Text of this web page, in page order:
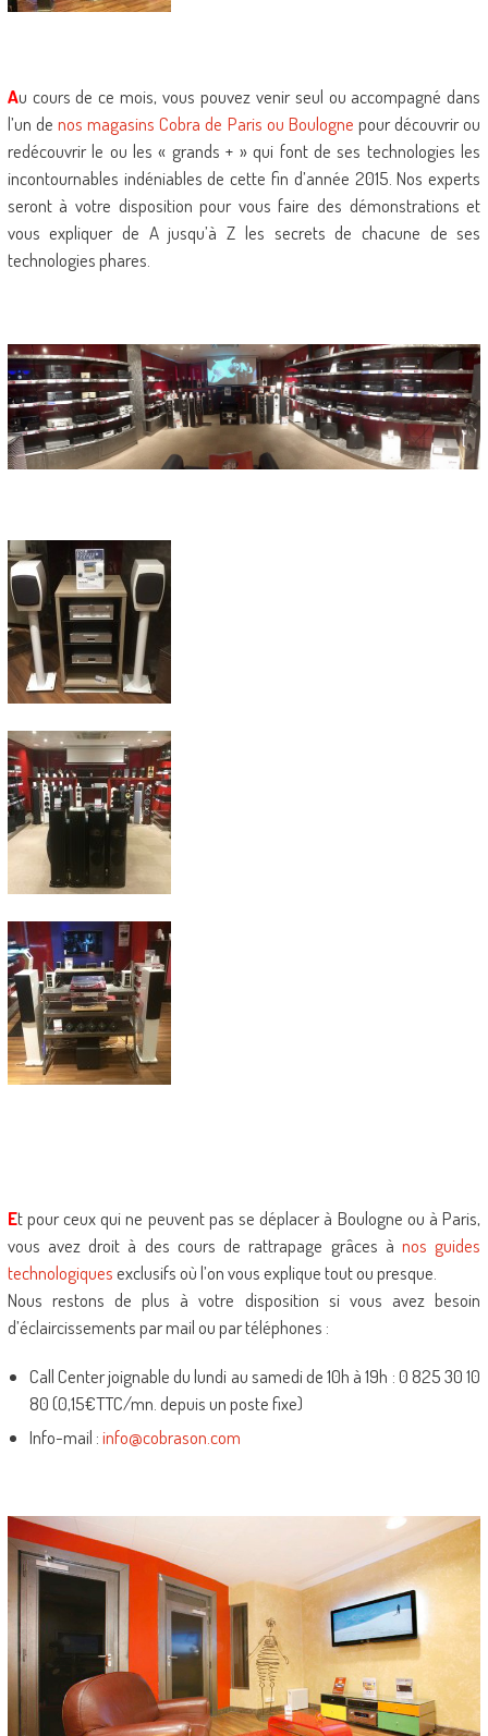
Au cours de ce mois, vous pouvez venir seul ou accompagné dans
l’un de nos magasins Cobra de Paris ou Boulogne pour découvrir ou
redécouvrir le ou les « grands + » qui font de ses technologies les
incontournables indéniables de cette fin d’année 2015. Nos experts
seront à votre disposition pour vous faire des démonstrations et
vous expliquer de A jusqu’à Z les secrets de chacune de ses
technologies phares.
Et pour ceux qui ne peuvent pas se déplacer à Boulogne ou à Paris,
vous avez droit à des cours de rattrapage grâces ànos guides
technologiquesexclusifs où l’on vous explique tout ou presque.
Nous restons de plus à votre disposition si vous avez besoin
d’éclaircissements par mail ou par téléphones :
Call Center joignable du lundi au samedi de 10h à 19h : 0 825 30 10
80 (0,15€TTC/mn. depuis un poste fixe)
Info-mail :info@cobrason.com